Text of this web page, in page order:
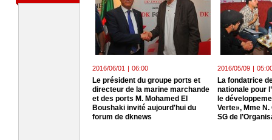
2016/06/01 | 06:00
Le président du groupe ports et
directeur de la marine marchande
et des ports M. Mohamed El
Boushaki invité aujourd'hui du
forum de dknews
2016/05/09 |
La fondatrice
nationale pour
le
Verte», Mme
SG de